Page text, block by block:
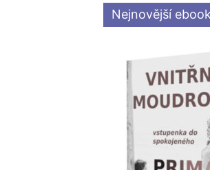
Nejnovější ebook